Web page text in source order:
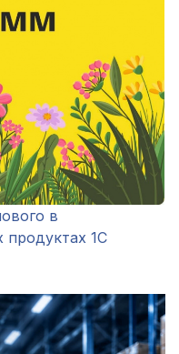
в
продуктах 1С